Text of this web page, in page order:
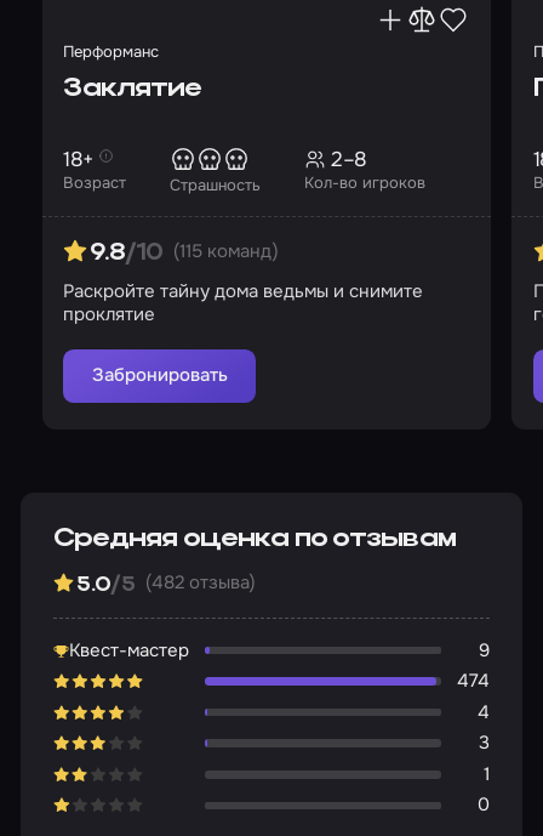
Перформанс
Заклятие
Возраст
18+
Страшность Кол-во игроков
2–8
9.8/10 (115 команд)
Раскройте тайну дома ведьмы и снимите
проклятие
Забронировать
Средняя оценка по отзывам
5.0/5 (482 отзыва)
Квест-мастер
9
474
4
3
1
0